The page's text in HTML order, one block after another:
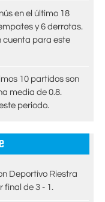
en el último 18
y 6 derrotas.
cuenta para este
10 partidos son
media de 0.8.
periodo.
Deportivo Riestra
final de 3 - 1.